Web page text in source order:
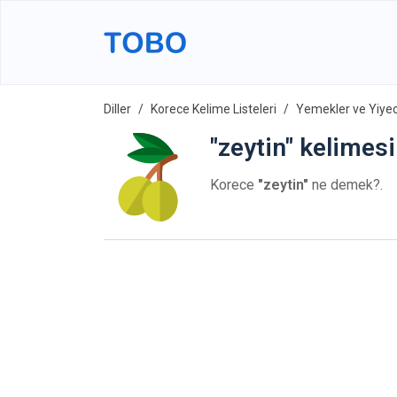
Diller Korece Kelime Listeleri Yemekler ve
"zeytin"
Korece "zeytin" ne demek?.